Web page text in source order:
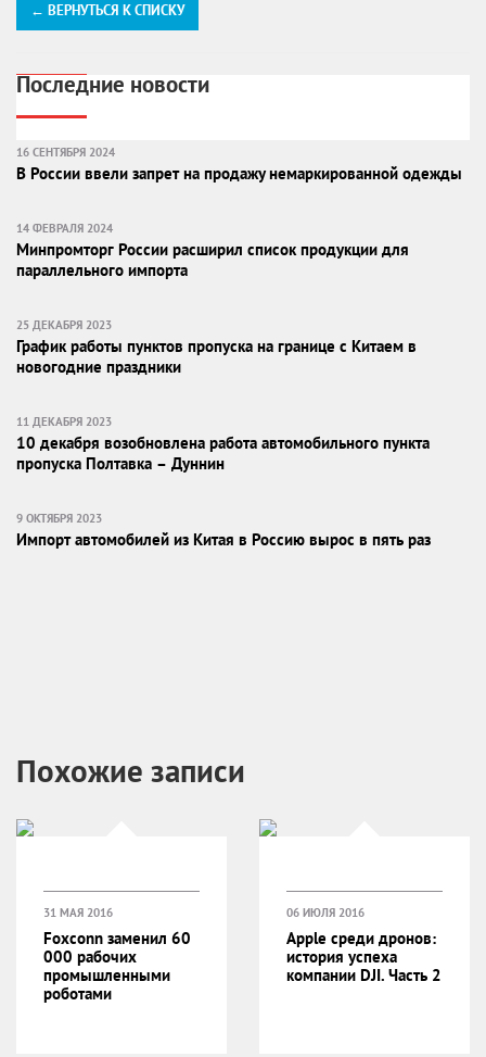
← ВЕРНУТЬСЯ К СПИСКУ
Последние новости
16 СЕНТЯБРЯ 2024
В России ввели запрет на продажу немаркированной одежды
14 ФЕВРАЛЯ 2024
Минпромторг России расширил список продукции для
параллельного импорта
25 ДЕКАБРЯ 2023
График работы пунктов пропуска на границе с Китаем в
новогодние праздники
11 ДЕКАБРЯ 2023
10 декабря возобновлена работа автомобильного пункта
пропуска Полтавка – Дуннин
9 ОКТЯБРЯ 2023
Импорт автомобилей из Китая в Россию вырос в пять раз
Похожие записи
31 МАЯ 2016
Foxconn заменил 60
000 рабочих
промышленными
роботами
06 ИЮЛЯ 2016
Apple среди дронов:
история успеха
компании DJI. Часть 2